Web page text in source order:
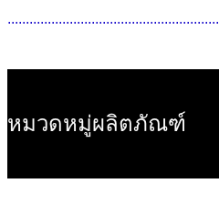
..........................................................
หมวดหมู่ผลิตภัณฑ์